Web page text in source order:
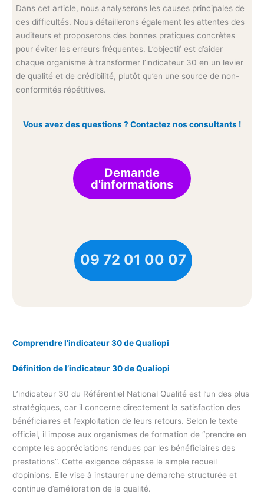
Dans cet article, nous analyserons les causes principales de
ces difficultés. Nous détaillerons également les attentes des
auditeurs et proposerons des bonnes pratiques concrètes
pour éviter les erreurs fréquentes. L’objectif est d’aider
chaque organisme à transformer l’indicateur 30 en un levier
de qualité et de crédibilité, plutôt qu’en une source de non-
conformités répétitives.
Vous avez des questions ? Contactez nos consultants !
Demande
d'informations
09 72 01 00 07
Comprendre l’indicateur 30 de Qualiopi
Définition de l’indicateur 30 de Qualiopi
L’indicateur 30 du Référentiel National Qualité est l’un des plus
stratégiques, car il concerne directement la satisfaction des
bénéficiaires et l’exploitation de leurs retours. Selon le texte
officiel, il impose aux organismes de formation de “prendre en
compte les appréciations rendues par les bénéficiaires des
prestations”. Cette exigence dépasse le simple recueil
d’opinions. Elle vise à instaurer une démarche structurée et
continue d’amélioration de la qualité.